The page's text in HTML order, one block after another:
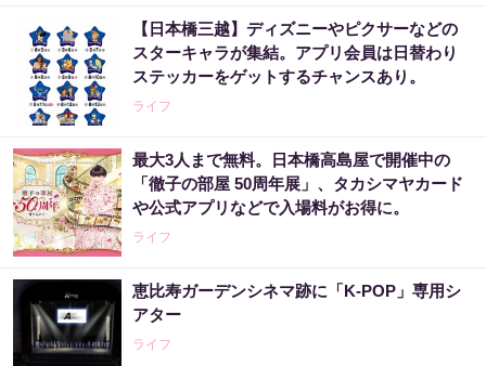
【日本橋三越】ディズニーやピクサーなどの
スターキャラが集結。アプリ会員は日替わり
ステッカーをゲットするチャンスあり。
ライフ
最大3人まで無料。日本橋高島屋で開催中の
「徹子の部屋 50周年展」、タカシマヤカード
や公式アプリなどで入場料がお得に。
ライフ
恵比寿ガーデンシネマ跡に「K-POP」専用シ
アター
ライフ